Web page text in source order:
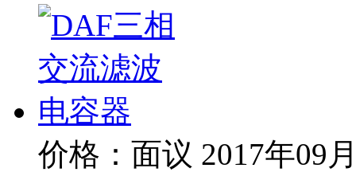
价格：面议 2017年09